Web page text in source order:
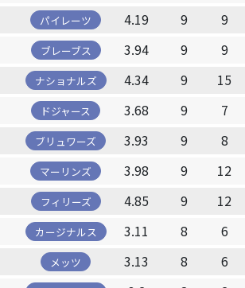
パイレーツ 4.19 9 9
ブレーブス 3.94 9 9
ナショナルズ 4.34 9 15
ドジャース 3.68 9 7
ブリュワーズ 3.93 9 8
マーリンズ 3.98 9 12
フィリーズ 4.85 9 12
カージナルス 3.11 8 6
メッツ 3.13 8 6